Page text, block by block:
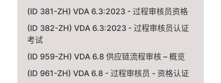
(ID 381-ZH) VDA 6.3:2023 - 过程审核员资格
(ID 382-ZH) VDA 6.3:2023 - 过程审核员认证
考试
(ID 959-ZH) VDA 6.8 供应链流程审核 – 概览
(ID 961-ZH) VDA 6.8 - 过程审核员 - 资格认证